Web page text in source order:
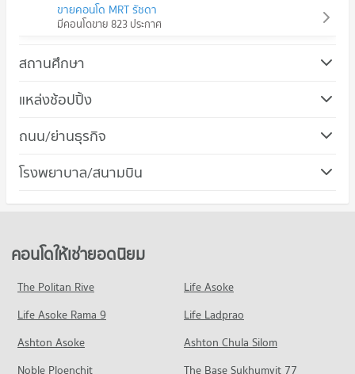
ขายคอนโด MRT รัชดา
มีคอนโดขาย 823 ประกาศ
สถานศึกษา
คอนโด ม.ราชภัฏจันทรเกษม
คอนโดให้เช่า ม.ราชภัฏจันทรเกษม
ขายคอนโด ม.ราชภัฏจันทรเกษม
640 โครงการ
คอนโดให้เช่า ม.หอการค้าไทย
มีคอนโดให้เช่า 35,962 ประกาศ
มีคอนโดขาย 13,369 ประกาศ
คอนโด วิทยาลัยสารพัดช่างพระนคร
382 โครงการ
แหล่งช้อปปิ้ง
คอนโด เมเจอร์ ซีนีเพล็กซ์ รัชโยธิน
คอนโดให้เช่า เมเจอร์ ซีนีเพล็กซ์ รัชโยธิน
คอนโด ตลาดนัดจตุจักร
มีคอนโดให้เช่า 13,649 ประกาศ
ขายคอนโด ตลาดนัดจตุจักร
ถนน/ย่านธุรกิจ
คอนโด เขตจตุจักร
คอนโดให้เช่า เขตจตุจักร
ขายคอนโด เขตจตุจักร
มีคอนโดขาย 4,351 ประกาศ
คอนโด ถนนลาดพร้าววังหิน
152 โครงการ
คอนโดให้เช่า ถนนลาดพร้าววังหิน
มีคอนโดให้เช่า 893 ประกาศ
โรงพยาบาล/สนามบิน
คอนโดให้เช่ายอดนิยม
The Politan Rive
Life Asoke
Life Asoke Rama 9
Life Ladprao
Ashton Asoke
Ashton Chula Silom
Noble Ploenchit
The Base Sukhumvit 77